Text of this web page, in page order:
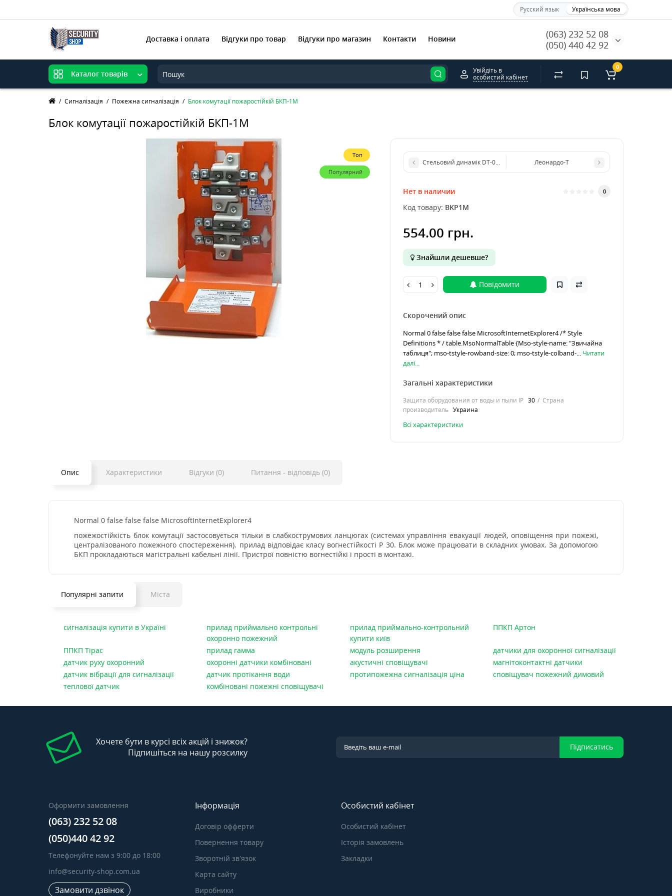
Русский язык Українська мова
(063) 232 52 08
(050) 440 42 92
Доставка і оплата Відгуки про товар Відгуки про магазин Контакти Новини
Каталог товарів
Увійдіть в
особистий кабінет
0
Сигналізація Пожежна сигналізація Блок комутації пожаростійкій БКП-1М
Блок комутації пожаростійкій БКП-1М
Топ
Популярний
Стельовий динамік DT-018 Rated power: 6WЛеонардо-Т
Нет в наличии 0
Код товару: BKP1M
554.00 грн.
Знайшли дешевше?
Повідомити
Скорочений опис
Normal 0 false false false MicrosoftInternetExplorer4 /* Style
Definitions * / table.MsoNormalTable {Mso-style-name: "Звичайна
таблиця"; mso-tstyle-rowband-size: 0; mso-tstyle-colband-... Читати
далі...
Загальні характеристики
Защита оборудования от воды и пыли IP 30
Страна
производитель Украина
Всі характеристики
Опис Характеристики Відгуки (0) Питання - відповідь (0)
Normal 0 false false false MicrosoftInternetExplorer4
пожежостійкість блок комутації застосовується тільки в слабкострумових ланцюгах (системах управління евакуації людей, оповіщення при пожежі,
централізованого пожежного спостереження). прилад відповідає класу вогнестійкості P 30. Блок може працювати в складних умовах. За допомогою
БКП прокладаються магістральні кабельні лінії. Пристрої повністю вогнестійкі і прості в монтажі.
Популярні запити Міста
сигналізація купити в Україні
прилад приймально контрольні
охоронно пожежний
прилад приймально-контрольний
купити київ
ППКП Артон
ППКП Тірас прилад гамма модуль розширення
датчики для охоронної сигналізації
датчик руху охоронний
охоронні датчики комбіновані акустичні сповіщувачі
магнітоконтактні датчики
датчик вібрації для сигналізації
датчик протікання води протипожежна сигналізація ціна
сповіщувач пожежний димовий
теплової датчик
комбіновані пожежні сповіщувачі
Хочете бути в курсі всіх акцій і знижок?
Підпишіться на нашу розсилку
Підписатись
Оформити замовлення
(063) 232 52 08
(050)440 42 92
Телефонуйте нам з 9:00 до 18:00
info@security-shop.com.ua
Замовити дзвінок
Інформація
Договір офферти
Повернення товару
Зворотній зв’язок
Карта сайту
Виробники
Особистий кабінет
Особистий кабінет
Історія замовлень
Закладки